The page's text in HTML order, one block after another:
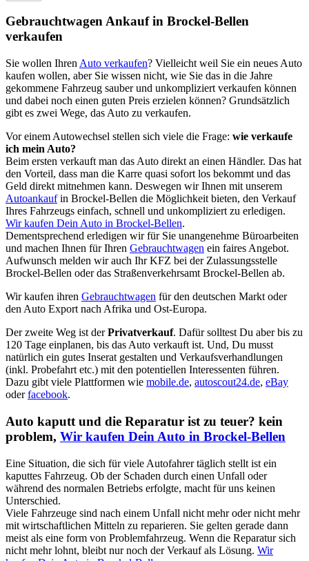
Gebrauchtwagen Ankauf in Brockel-Bellen
verkaufen
Sie wollen Ihren Auto verkaufen? Vielleicht weil Sie ein neues Auto
kaufen wollen, aber Sie wissen nicht, wie Sie das in die Jahre
gekommene Fahrzeug sauber und unkompliziert verkaufen können
und dabei noch einen guten Preis erzielen können? Grundsätzlich
gibt es zwei Wege, das Auto zu verkaufen.
Vor einem Autowechsel stellen sich viele die Frage: wie verkaufe
ich mein Auto?
Beim ersten verkauft man das Auto direkt an einen Händler. Das hat
den Vorteil, dass man die Karre quasi sofort los bekommt und das
Geld direkt mitnehmen kann. Deswegen wir Ihnen mit unserem
Autoankaufin Brockel-Bellen die Möglichkeit bieten, den Verkauf
Ihres Fahrzeugs einfach, schnell und unkompliziert zu erledigen.
Wir kaufen Dein Auto in Brockel-Bellen.
Dementsprechend erledigen wir für Sie unangenehme Büroarbeiten
und machen Ihnen für Ihren Gebrauchtwagen ein faires Angebot.
Aufwunsch melden wir auch Ihr KFZ bei der Zulassungsstelle
Brockel-Bellen oder das Straßenverkehrsamt Brockel-Bellen ab.
Wir kaufen ihren Gebrauchtwagen für den deutschen Markt oder
den Auto Export nach Afrika und Ost-Europa.
Der zweite Weg ist derPrivatverkauf. Dafür solltest Du aber bis zu
120 Tage einplanen, bis das Auto verkauft ist. Und, Du musst
natürlich ein gutes Inserat gestalten und Verkaufsverhandlungen
(inkl. Probefahrt etc.) mit den potentiellen Interessenten führen.
Dazu gibt viele Plattformen wie mobile.de, autoscout24.de, eBay
oderfacebook.
Auto kaputt und die Reparatur ist zu teuer? kein
problem, Wir kaufen Dein Auto in Brockel-Bellen
Eine Situation, die sich für viele Autofahrer täglich stellt ist ein
kaputtes Fahrzeug. Ob der Schaden durch einen Unfall oder
während des normalen Betriebs erfolgte, macht für uns keinen
Unterschied.
Viele Fahrzeuge sind nach einem Unfall nicht mehr oder nicht mehr
mit wirtschaftlichen Mitteln zu reparieren. Sie gelten gerade dann
meist als eine form von Problemfahrzeug. Wenn die Reparatur sich
nicht mehr lohnt, bleibt nur noch der Verkauf als Lösung. Wir